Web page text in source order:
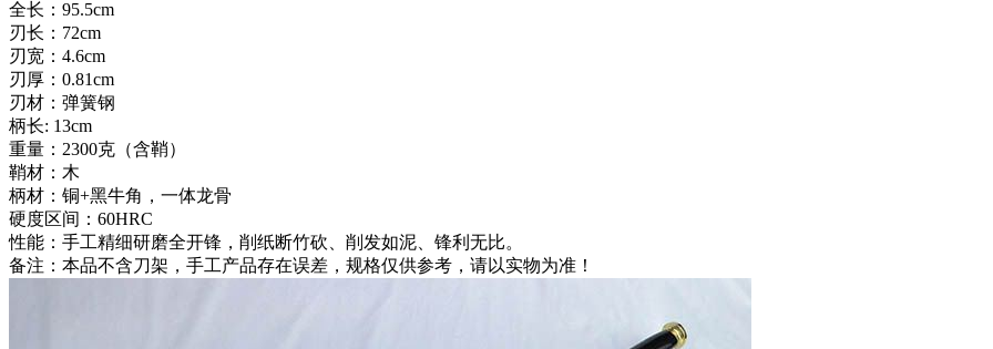
全长：95.5cm
刃长：72cm
刃宽：4.6cm
刃厚：0.81cm
刃材：弹簧钢
柄长: 13cm
重量：2300克（含鞘）
鞘材：木
柄材：铜+黑牛角，一体龙骨
硬度区间：60HRC
性能：手工精细研磨全开锋，削纸断竹砍、削发如泥、锋利无比。
备注：本品不含刀架，手工产品存在误差，规格仅供参考，请以实物为准！